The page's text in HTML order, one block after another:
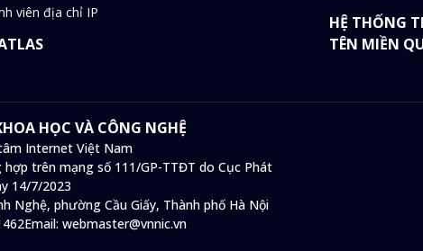
viên địa chỉ IP
HỆ THỐNG
TÊN MIỀN
HỌC VÀ CÔNG NGHỆ
Internet Việt Nam
trên mạng số 111/GP-TTĐT do Cục Phát
14/7/2023
Nghệ, phường Cầu Giấy, Thành phố Hà Nội
Email: webmaster@vnnic.vn